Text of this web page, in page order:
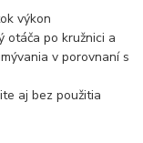
výkon
otáča po kružnici a
v porovnaní s
aj bez použitia